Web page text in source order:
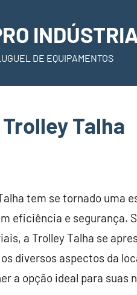
DE EQUIPAMENTOS
Talha
tem se tornado uma
eficiência e segurança.
a Trolley Talha se
diversos aspectos da
a opção ideal para suas